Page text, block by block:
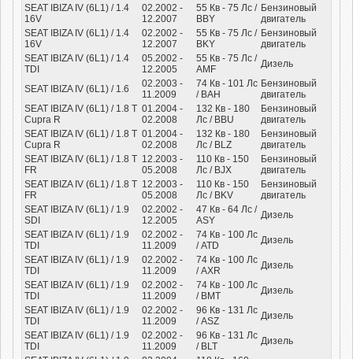
SEAT IBIZA IV (6L1) / 1.4
16V
02.2002 -
12.2007
55 Кв - 75 Лс /
BBY
Бензиновый
двигатель
SEAT IBIZA IV (6L1) / 1.4
16V
02.2002 -
12.2007
55 Кв - 75 Лс /
BKY
Бензиновый
двигатель
SEAT IBIZA IV (6L1) / 1.4
TDI
05.2002 -
12.2005
55 Кв - 75 Лс /
AMF
Дизель
SEAT IBIZA IV (6L1) / 1.6
02.2003 -
11.2009
74 Кв - 101 Лс
/ BAH
Бензиновый
двигатель
SEAT IBIZA IV (6L1) / 1.8 T
Cupra R
01.2004 -
02.2008
132 Кв - 180
Лс / BBU
Бензиновый
двигатель
SEAT IBIZA IV (6L1) / 1.8 T
Cupra R
01.2004 -
02.2008
132 Кв - 180
Лс / BLZ
Бензиновый
двигатель
SEAT IBIZA IV (6L1) / 1.8 T
FR
12.2003 -
05.2008
110 Кв - 150
Лс / BJX
Бензиновый
двигатель
SEAT IBIZA IV (6L1) / 1.8 T
FR
12.2003 -
05.2008
110 Кв - 150
Лс / BKV
Бензиновый
двигатель
SEAT IBIZA IV (6L1) / 1.9
SDI
02.2002 -
12.2005
47 Кв - 64 Лс /
ASY
Дизель
SEAT IBIZA IV (6L1) / 1.9
TDI
02.2002 -
11.2009
74 Кв - 100 Лс
/ ATD
Дизель
SEAT IBIZA IV (6L1) / 1.9
TDI
02.2002 -
11.2009
74 Кв - 100 Лс
/ AXR
Дизель
SEAT IBIZA IV (6L1) / 1.9
TDI
02.2002 -
11.2009
74 Кв - 100 Лс
/ BMT
Дизель
SEAT IBIZA IV (6L1) / 1.9
TDI
02.2002 -
11.2009
96 Кв - 131 Лс
/ ASZ
Дизель
SEAT IBIZA IV (6L1) / 1.9
TDI
02.2002 -
11.2009
96 Кв - 131 Лс
/ BLT
Дизель